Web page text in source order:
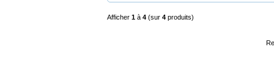
Afficher 1 à 4 (sur 4 produits)